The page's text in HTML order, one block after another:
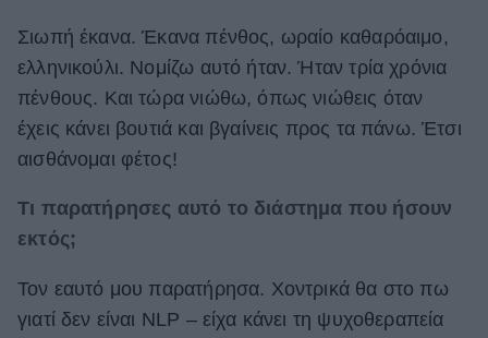
Σιωπή έκανα. Έκανα πένθος, ωραίο καθαρόαιμο,
ελληνικούλι. Νομίζω αυτό ήταν. Ήταν τρία χρόνια
πένθους. Και τώρα νιώθω, όπως νιώθεις όταν
έχεις κάνει βουτιά και βγαίνεις προς τα πάνω. Έτσι
αισθάνομαι φέτος!
Τι παρατήρησες αυτό το διάστημα που ήσουν
εκτός;
Τον εαυτό μου παρατήρησα. Χοντρικά θα στο πω
γιατί δεν είναι NLP – είχα κάνει τη ψυχοθεραπεία